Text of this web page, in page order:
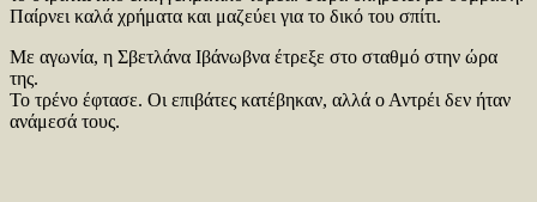
Παίρνει καλά χρήματα και μαζεύει για το δικό του σπίτι.
Με αγωνία, η Σβετλάνα Ιβάνωβνα έτρεξε στο σταθμό στην ώρα
της.
Το τρένο έφτασε. Οι επιβάτες κατέβηκαν, αλλά ο Αντρέι δεν ήταν
ανάμεσά τους.